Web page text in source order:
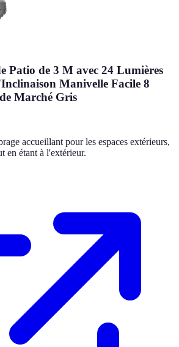
Patio de 3 M avec 24 Lumières
Manivelle Facile 8
Marché Gris
accueillant pour les espaces extérieurs,
en étant à l'extérieur.